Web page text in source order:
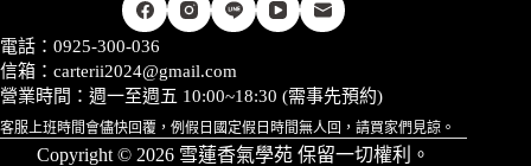
電話：0925-300-036
信箱： carterii2024@gmail.com
營業時間：週一至週五 10:00~18:30 (需事先預約)
客服上班時間會儘快回覆，例假日國定假日時間無人回，請買家們見諒。
Copyright © 2026 雪蓮香氣學苑 保留一切權利。